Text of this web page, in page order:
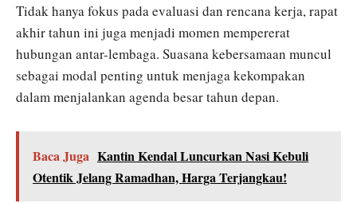
Tidak hanya fokus pada evaluasi dan rencana kerja, rapat
akhir tahun ini juga menjadi momen mempererat
hubungan antar-lembaga. Suasana kebersamaan muncul
sebagai modal penting untuk menjaga kekompakan
dalam menjalankan agenda besar tahun depan.
Baca Juga Kantin Kendal Luncurkan Nasi Kebuli
Otentik Jelang Ramadhan, Harga Terjangkau!